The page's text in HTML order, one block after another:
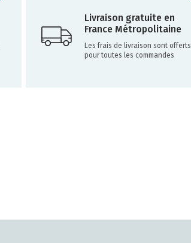
Livraison gratuite en
France Métropolitaine
Les frais de livraison sont offerts
pour toutes les commandes